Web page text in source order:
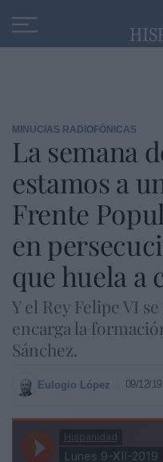
MINUCIAS RADIOFÓNICAS
La semana
estamos a
Frente
en
que huela a
Y el Rey Felipe VI
encarga la
Sánchez.
Eulogio López 09/12/